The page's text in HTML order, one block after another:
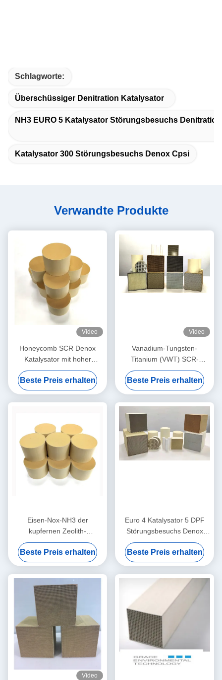
Schlagworte:
Überschüssiger Denitration Katalysator
NH3 EURO 5 Katalysator Störungsbesuchs Denitration
Katalysator 300 Störungsbesuchs Denox Cpsi
Verwandte Produkte
Video
Honeycomb SCR Denox
Katalysator mit hoher
Durchflussrate für
Katalysatoren
Beste Preis erhalten
Video
Vanadium-Tungsten-
Titanium (VWT) SCR-
Katalysatormodul für mittlere
Temperaturen
Beste Preis erhalten
Eisen-Nox-NH3 der
kupfernen Zeolith-
Störungsbesuch-Katalysator-
selektiven katalytischen
Reduktion niedrige
Temperatur
Beste Preis erhalten
Euro 4 Katalysator 5 DPF
Störungsbesuchs Denox
benutzt in der selektiven
katalytischen Reduktion von
Nox
Beste Preis erhalten
Video